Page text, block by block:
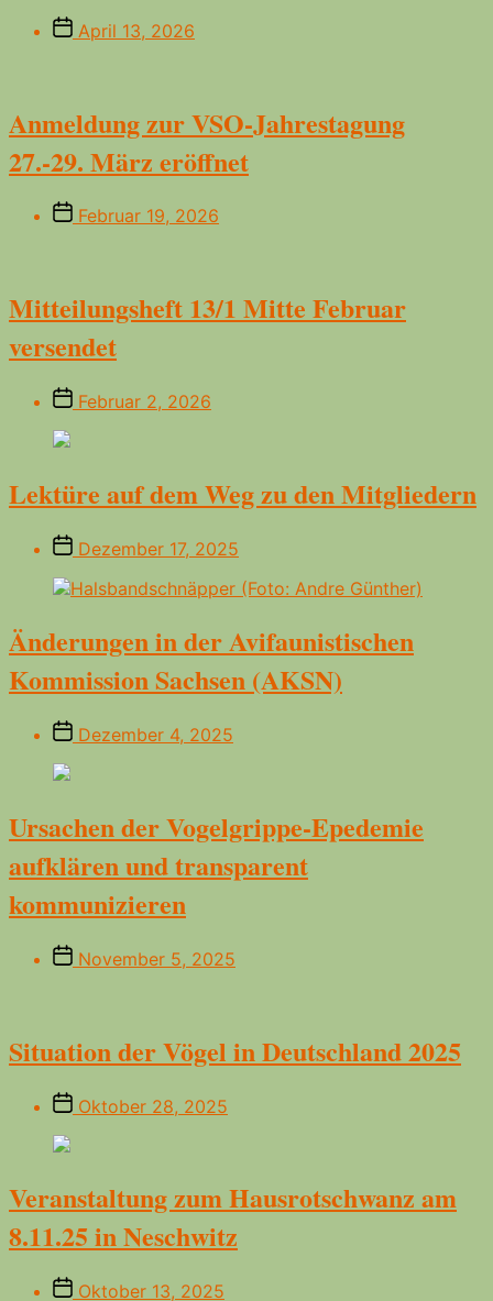
Beitragsdatum
April 13, 2026
Anmeldung zur VSO-Jahrestagung
27.-29. März eröffnet
Beitragsdatum
Februar 19, 2026
Mitteilungsheft 13/1 Mitte Februar
versendet
Beitragsdatum
Februar 2, 2026
Lektüre auf dem Weg zu den Mitgliedern
Beitragsdatum
Dezember 17, 2025
Änderungen in der Avifaunistischen
Kommission Sachsen (AKSN)
Beitragsdatum
Dezember 4, 2025
Ursachen der Vogelgrippe-Epedemie
aufklären und transparent
kommunizieren
Beitragsdatum
November 5, 2025
Situation der Vögel in Deutschland 2025
Beitragsdatum
Oktober 28, 2025
Veranstaltung zum Hausrotschwanz am
8.11.25 in Neschwitz
Beitragsdatum
Oktober 13, 2025